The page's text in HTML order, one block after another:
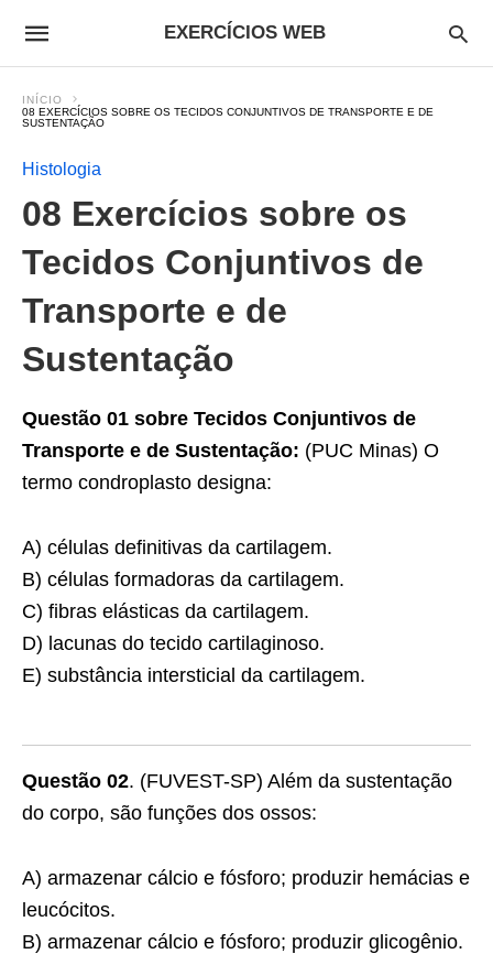
EXERCÍCIOS WEB
INÍCIO
08 EXERCÍCIOS SOBRE OS TECIDOS CONJUNTIVOS DE TRANSPORTE E DE
SUSTENTAÇÃO
Histologia
08 Exercícios sobre os
Tecidos Conjuntivos de
Transporte e de
Sustentação
Questão 01 sobre Tecidos Conjuntivos de
Transporte e de Sustentação: (PUC Minas) O
termo condroplasto designa:
A) células definitivas da cartilagem.
B) células formadoras da cartilagem.
C) fibras elásticas da cartilagem.
D) lacunas do tecido cartilaginoso.
E) substância intersticial da cartilagem.
Questão 02. (FUVEST-SP) Além da sustentação
do corpo, são funções dos ossos:
A) armazenar cálcio e fósforo; produzir hemácias e
leucócitos.
B) armazenar cálcio e fósforo; produzir glicogênio.